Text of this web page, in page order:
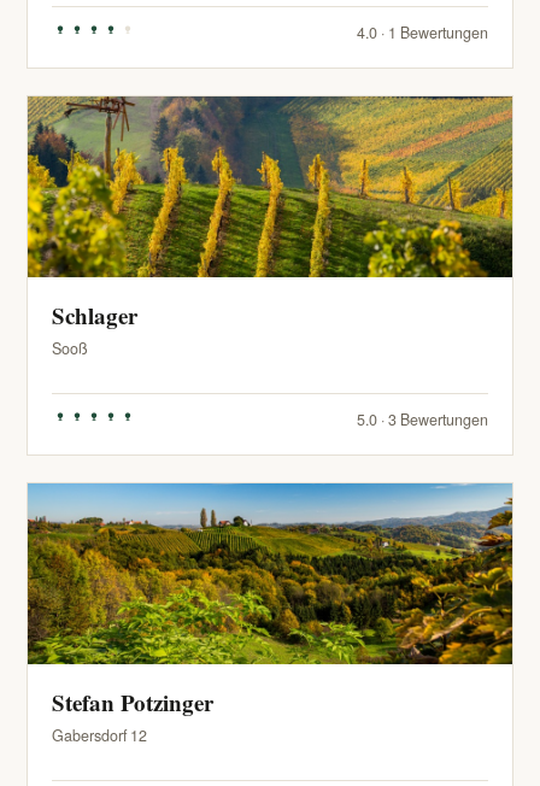
4.0 · 1 Bewertungen
Schlager
Sooß
5.0 · 3 Bewertungen
Stefan Potzinger
Gabersdorf 12